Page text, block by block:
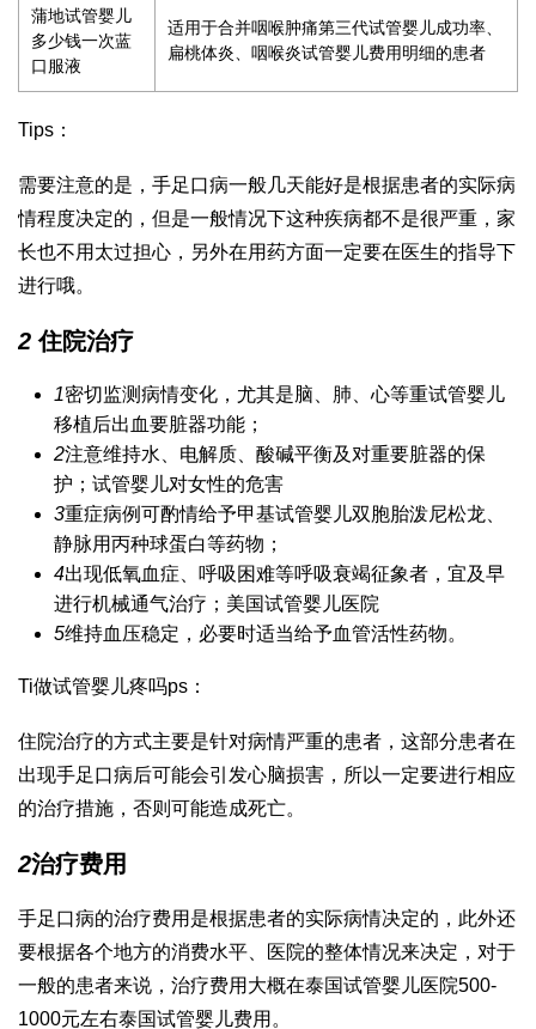
蒲地试管婴儿
多少钱一次蓝
口服液
适用于合并咽喉肿痛第三代试管婴儿成功率、
扁桃体炎、咽喉炎试管婴儿费用明细的患者
Tips：
需要注意的是，手足口病一般几天能好是根据患者的实际病
情程度决定的，但是一般情况下这种疾病都不是很严重，家
长也不用太过担心，另外在用药方面一定要在医生的指导下
进行哦。
2 住院治疗
1密切监测病情变化，尤其是脑、肺、心等重试管婴儿
移植后出血要脏器功能；
2注意维持水、电解质、酸碱平衡及对重要脏器的保
护； 试管婴儿对女性的危害
3重症病例可酌情给予甲基试管婴儿双胞胎泼尼松龙、
静脉用丙种球蛋白等药物；
4出现低氧血症、呼吸困难等呼吸衰竭征象者，宜及早
进行机械通气治疗； 美国试管婴儿医院
5维持血压稳定，必要时适当给予血管活性药物。
Ti做试管婴儿疼吗ps：
住院治疗的方式主要是针对病情严重的患者，这部分患者在
出现手足口病后可能会引发心脑损害，所以一定要进行相应
的治疗措施，否则可能造成死亡。
2治疗费用
手足口病的治疗费用是根据患者的实际病情决定的，此外还
要根据各个地方的消费水平、医院的整体情况来决定，对于
一般的患者来说，治疗费用大概在泰国试管婴儿医院500-
1000元左右泰国试管婴儿费用 。